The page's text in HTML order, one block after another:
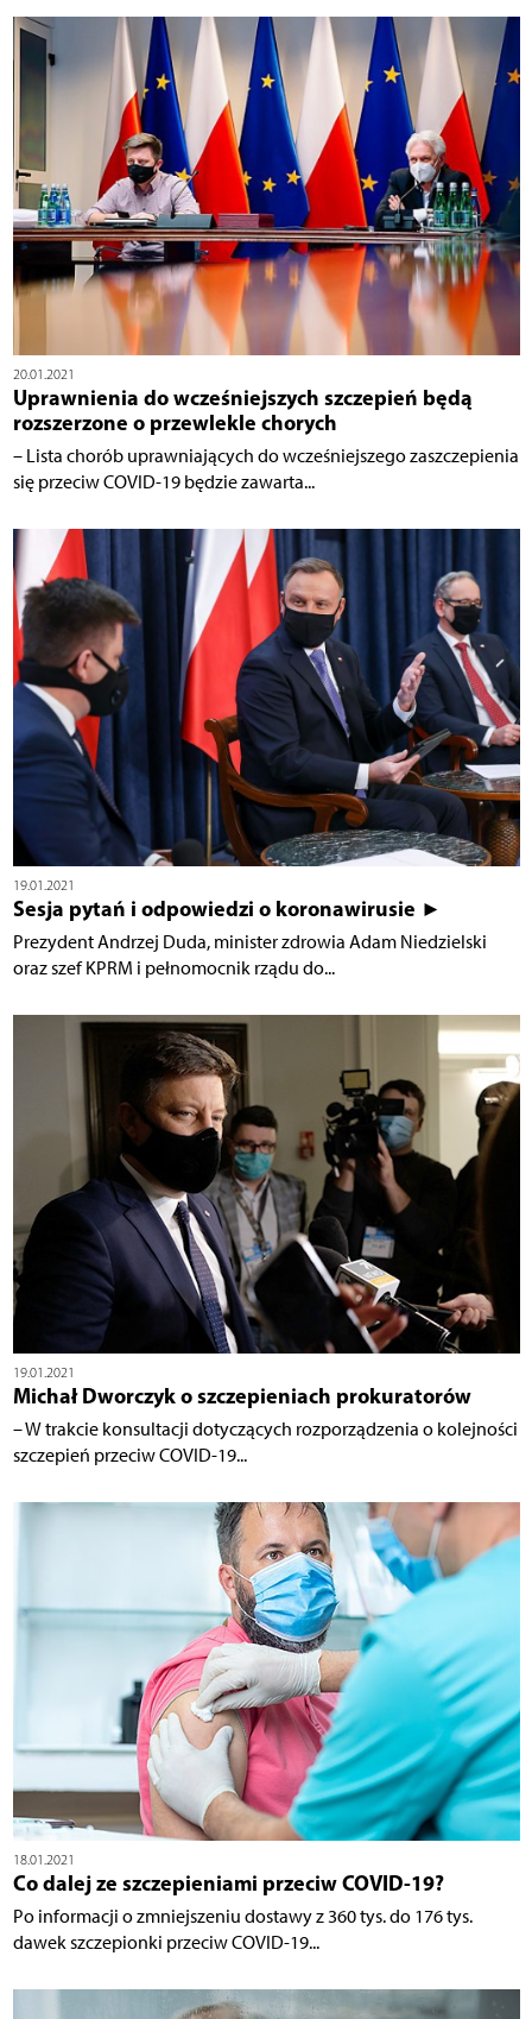
20.01.2021
Uprawnienia do wcześniejszych szczepień będą
rozszerzone o przewlekle chorych
– Lista chorób uprawniających do wcześniejszego zaszczepienia
się przeciw COVID-19 będzie zawarta...
19.01.2021
Sesja pytań i odpowiedzi o koronawirusie ►
Prezydent Andrzej Duda, minister zdrowia Adam Niedzielski
oraz szef KPRM i pełnomocnik rządu do...
19.01.2021
Michał Dworczyk o szczepieniach prokuratorów
– W trakcie konsultacji dotyczących rozporządzenia o kolejności
szczepień przeciw COVID-19...
18.01.2021
Co dalej ze szczepieniami przeciw COVID-19?
Po informacji o zmniejszeniu dostawy z 360 tys. do 176 tys.
dawek szczepionki przeciw COVID-19...